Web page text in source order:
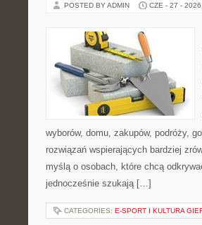
POSTED BY ADMIN CZE - 27 - 2026
wyborów, domu, zakupów, podróży,
rozwiązań wspierających bardziej
myślą o osobach, które chcą
jednocześnie szukają […]
CATEGORIES: E-SPORT I KULTURA